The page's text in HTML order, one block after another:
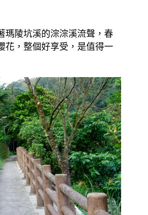
瑪陵坑溪的淙淙溪流聲，春
花，整個好享受，是值得一